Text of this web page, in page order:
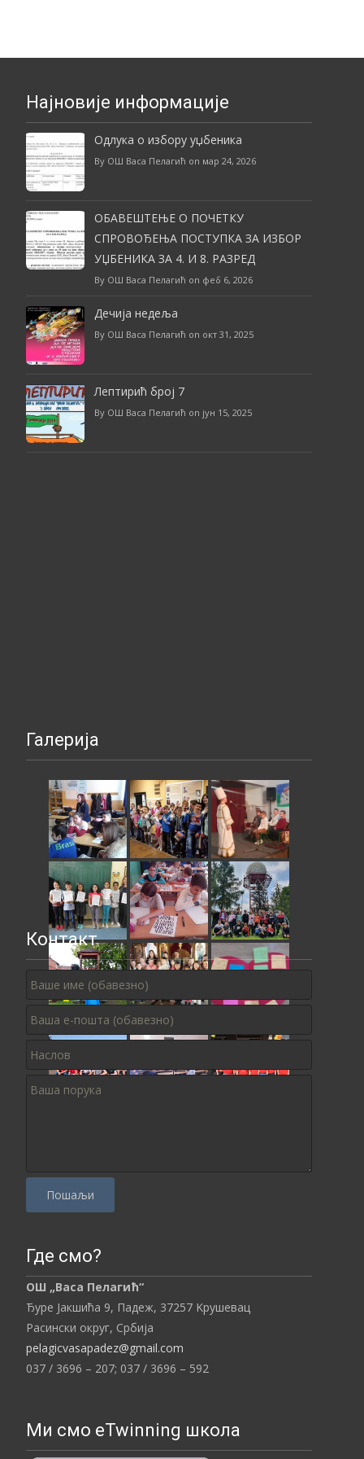
Најновије информације
Одлука о избору уџбеника
By ОШ Васа Пелагић on мар 24, 2026
ОБАВЕШТЕЊЕ О ПОЧЕТКУ
СПРОВОЂЕЊА ПОСТУПКА ЗА ИЗБОР
УЏБЕНИКА ЗА 4. И 8. РАЗРЕД
By ОШ Васа Пелагић on феб 6, 2026
Дечија недеља
By ОШ Васа Пелагић on окт 31, 2025
Лептирић број 7
By ОШ Васа Пелагић on јун 15, 2025
Галерија
Контакт
l
a
s
e
l
e
e
t
Где смо?
ОШ „Васа Пелагић“
Ђуре Јакшића 9, Падеж, 37257 Kрушевац
Расински округ, Србија
pelagicvasapadez@gmail.com
037 / 3696 – 207; 037 / 3696 – 592
Ми смо eTwinning школа